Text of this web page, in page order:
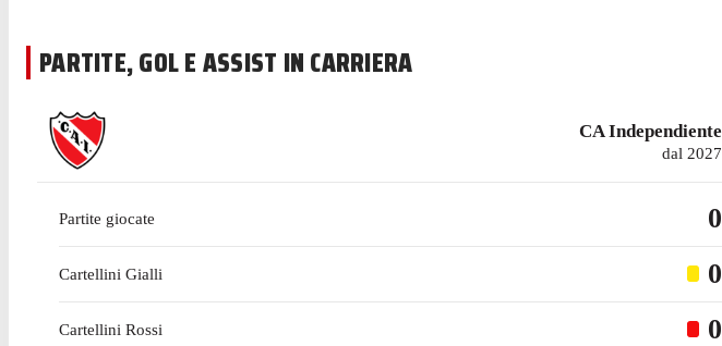
PARTITE, GOL E ASSIST IN CARRIERA
CA Independiente
dal 2027
Partite giocate 0
Cartellini Gialli 0
Cartellini Rossi 0